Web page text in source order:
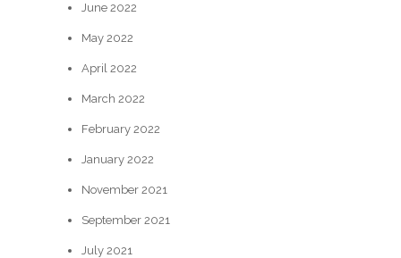
June 2022
May 2022
April 2022
March 2022
February 2022
January 2022
November 2021
September 2021
July 2021